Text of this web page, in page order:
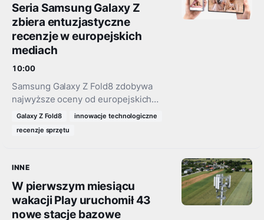
Seria Samsung Galaxy Z
zbiera entuzjastyczne
recenzje w europejskich
mediach
10:00
Samsung Galaxy Z Fold8 zdobywa
najwyższe oceny od europejskich
recenzentów. Składany smartfon
zgarnia nagrody Platinum Award oraz
Galaxy Z Fold8
innowacje technologiczne
recenzje sprzętu
INNE
W pierwszym miesiącu
wakacji Play uruchomił 43
nowe stacje bazowe